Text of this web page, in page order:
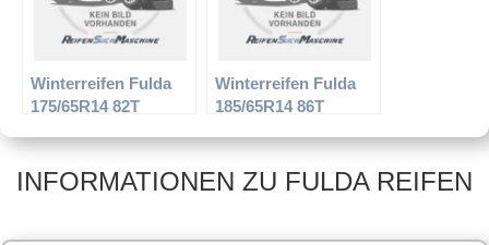
Winterreifen Fulda
175/65R14 82T
Winterreifen Fulda
185/65R14 86T
INFORMATIONEN ZU FULDA REIFEN